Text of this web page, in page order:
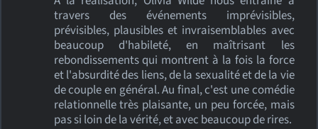
travers des événements imprévisibles,
prévisibles, plausibles et invraisemblables avec
beaucoup d'habileté, en maîtrisant les
rebondissements qui montrent à la fois la force
et l'absurdité des liens, de la sexualité et de la vie
de couple en général. Au final, c'est une comédie
relationnelle très plaisante, un peu forcée, mais
pas si loin de la vérité, et avec beaucoup de rires.